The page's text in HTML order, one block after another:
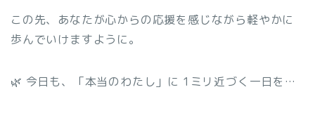
この先、あなたが心からの応援を感じながら軽やかに
歩んでいけますように。
🌿 今日も、「本当のわたし」に 1ミリ近づく一日を…